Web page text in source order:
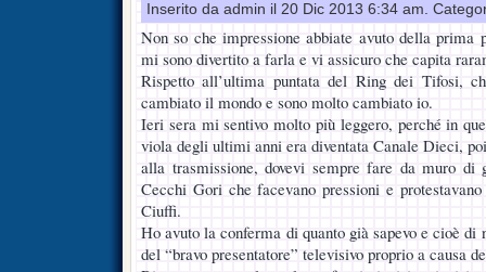
Inserito da admin il 20 Dic 2013 6:34 am.
Non so che impressione abbiate avuto della prima
mi sono divertito a farla e vi assicuro che capita
Rispetto all’ultima puntata del Ring dei Tifosi,
cambiato il mondo e sono molto cambiato io.
Ieri sera mi sentivo molto più leggero, perché in
viola degli ultimi anni era diventata Canale Dieci,
alla trasmissione, dovevi sempre fare da muro
Cecchi Gori che facevano pressioni e
Ciuffi.
Ho avuto la conferma di quanto già sapevo e cioè di
del “bravo presentatore” televisivo proprio a causa